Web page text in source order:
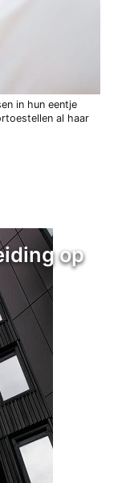
in hun eentje
al haar
op